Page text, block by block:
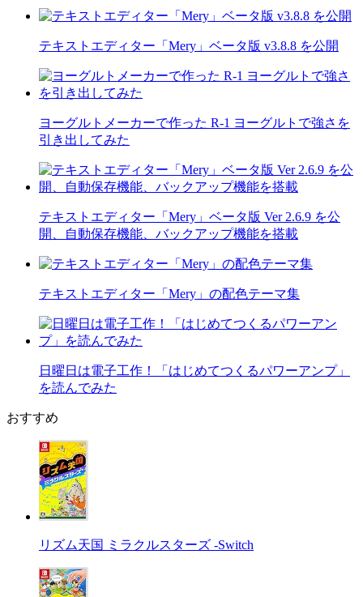
テキストエディター「Mery」ベータ版 v3.8.8 を公開
ヨーグルトメーカーで作った R-1 ヨーグルトで強さを
引き出してみた
テキストエディター「Mery」ベータ版 Ver 2.6.9 を公
開、自動保存機能、バックアップ機能を搭載
テキストエディター「Mery」の配色テーマ集
日曜日は電子工作！「はじめてつくるパワーアンプ」
を読んでみた
おすすめ
リズム天国 ミラクルスターズ -Switch